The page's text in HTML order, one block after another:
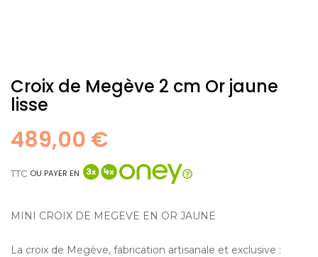
Croix de Megève 2 cm Or jaune
lisse
489,00 €
TTC OU PAYER EN
MINI CROIX DE MEGEVE EN OR JAUNE
La croix de Megève, fabrication artisanale et exclusive :